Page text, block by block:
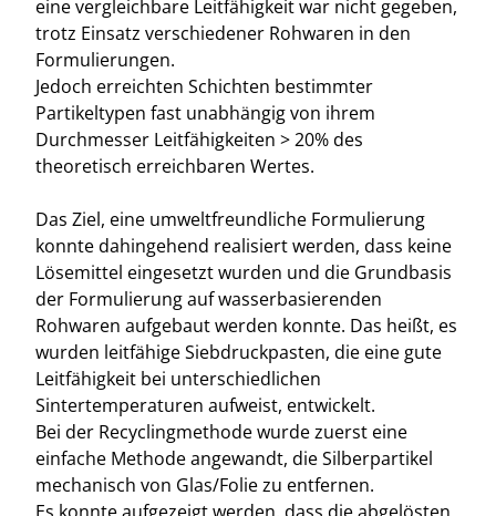
eine vergleichbare Leitfähigkeit war nicht gegeben,
trotz Einsatz verschiedener Rohwaren in den
Formulierungen.
Jedoch erreichten Schichten bestimmter
Partikeltypen fast unabhängig von ihrem
Durchmesser Leitfähigkeiten > 20% des
theoretisch erreichbaren Wertes.
Das Ziel, eine umweltfreundliche Formulierung
konnte dahingehend realisiert werden, dass keine
Lösemittel eingesetzt wurden und die Grundbasis
der Formulierung auf wasserbasierenden
Rohwaren aufgebaut werden konnte. Das heißt, es
wurden leitfähige Siebdruckpasten, die eine gute
Leitfähigkeit bei unterschiedlichen
Sintertemperaturen aufweist, entwickelt.
Bei der Recyclingmethode wurde zuerst eine
einfache Methode angewandt, die Silberpartikel
mechanisch von Glas/Folie zu entfernen.